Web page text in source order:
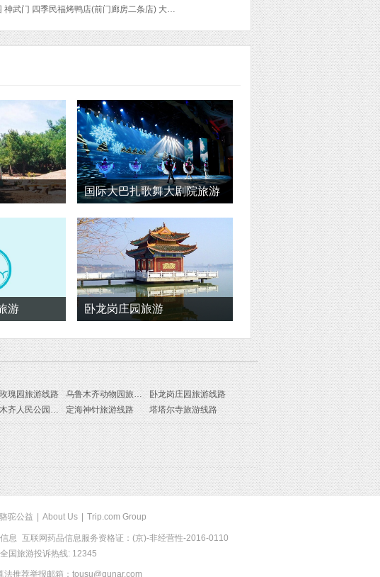
故宫博物院 簋街 雍和宫 大兴胡同面茶 姚记炒肝店(鼓楼店) 午门 慈宁宫花园 神武门 四季民福烤鸭店(前门廊房二条店) 大董(北京王府井店) 成贤街 国子监 孔庙 七寻八找·胡同菜 小吊梨汤(新奥店) 茶舍 798艺术区 UCCA尤伦斯当代艺术中心 木木美术馆 悦·美术馆 白盒子艺术馆 三里屯 客从何处来 言几又今日阅读(中关村店) Q MEX 库迈墨西哥餐吧(三里屯店) 南锣鼓巷 文宇奶酪店(南锣鼓巷店) 吉事果(南锣鼓巷一店) 海小姐的玫瑰饼(南锣鼓巷店) 鸦儿胡同 老北京涮羊肉 什刹海 红砖美术馆 今日美术馆 凡食堂
国际大巴扎歌舞大剧院旅游
游 卧龙岗庄园旅游
瑰园旅游线路 乌鲁木齐动物园旅游线路
卧龙岗庄园旅游线路
乌鲁木齐人民公园旅游线路 定海神针旅游线路 塔塔尔寺旅游线路
驼公益 About Us Trip.com Group
息 互联网药品信息服务资格证：(京)-非经营性-2016-0110
全国旅游投诉热线: 12345
法推荐举报邮箱：tousu@qunar.com